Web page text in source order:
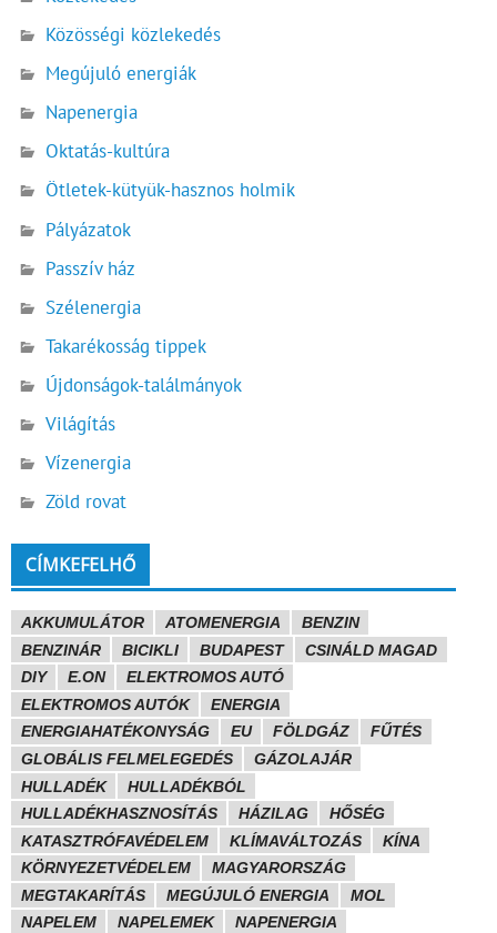
Közösségi közlekedés
Megújuló energiák
Napenergia
Oktatás-kultúra
Ötletek-kütyük-hasznos holmik
Pályázatok
Passzív ház
Szélenergia
Takarékosság tippek
Újdonságok-találmányok
Világítás
Vízenergia
Zöld rovat
CÍMKEFELHŐ
AKKUMULÁTOR ATOMENERGIA
BENZIN
BENZINÁR
BICIKLI BUDAPEST
CSINÁLD MAGAD
DIY
E.ON
ELEKTROMOS AUTÓ
ELEKTROMOS AUTÓK
ENERGIA
ENERGIAHATÉKONYSÁG
EU FÖLDGÁZ
FŰTÉS
GLOBÁLIS FELMELEGEDÉS
GÁZOLAJÁR
HULLADÉK
HULLADÉKBÓL
HULLADÉKHASZNOSÍTÁS
HÁZILAG
HŐSÉG
KATASZTRÓFAVÉDELEM
KLÍMAVÁLTOZÁS
KÍNA
KÖRNYEZETVÉDELEM
MAGYARORSZÁG
MEGTAKARÍTÁS
MEGÚJULÓ ENERGIA
MOL
NAPELEM
NAPELEMEK
NAPENERGIA